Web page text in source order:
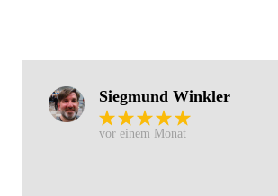
Siegmund Winkler
vor einem Monat